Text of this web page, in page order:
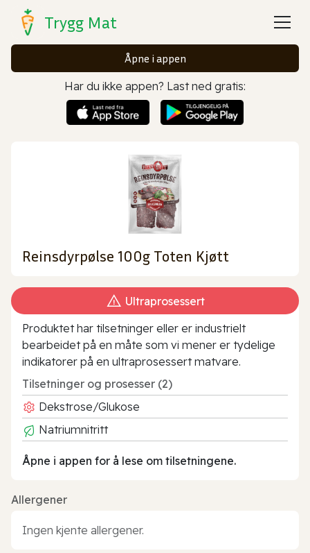
Trygg Mat
Åpne i appen
Har du ikke appen? Last ned gratis:
Reinsdyrpølse 100g Toten Kjøtt
Ultraprosessert
Produktet har tilsetninger eller er industrielt
bearbeidet på en måte som vi mener er tydelige
indikatorer på en ultraprosessert matvare.
Tilsetninger og prosesser (2)
Dekstrose/Glukose
Natriumnitritt
Åpne i appen for å lese om tilsetningene.
Allergener
Ingen kjente allergener.